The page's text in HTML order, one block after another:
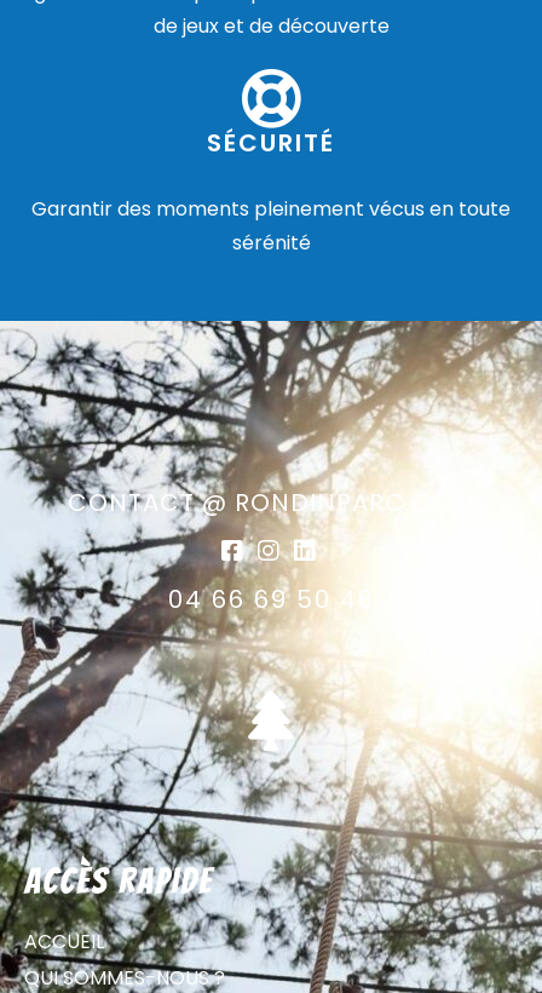
de jeux et de découverte
SÉCURITÉ
Garantir des moments pleinement vécus en toute
sérénité
CONTACT @ RONDINPARC.COM
04 66 69 50 46
Accès rapide
ACCUEIL
QUI SOMMES-NOUS ?